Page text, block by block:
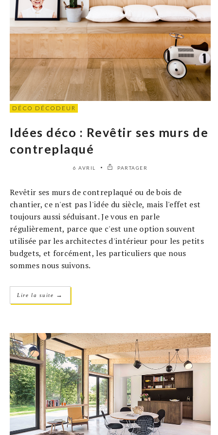
DÉCO DÉCODEUR
Idées déco : Revêtir ses murs de
contreplaqué
6 AVRIL PARTAGER
Revêtir ses murs de contreplaqué ou de bois de
chantier, ce n'est pas l'idée du siècle, mais l'effet est
toujours aussi séduisant. Je vous en parle
régulièrement, parce que c'est une option souvent
utilisée par les architectes d'intérieur pour les petits
budgets, et forcément, les particuliers que nous
sommes nous suivons.
Lire la suite →